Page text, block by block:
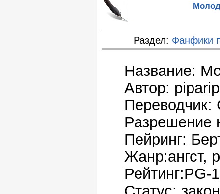
Раздел: Фанфики
Название:
Автор:
Переводчик:
Разрешение
Пейринг:
Жанр:ангст,
Рейтинг:PG-